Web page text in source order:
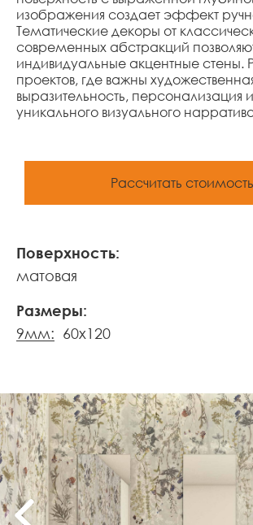
изображения создает эффект
Тематические декоры от
современных абстракций
индивидуальные акцентные стены.
проектов, где важны
выразительность, персонализация
уникального визуального
Рассчитать стоимость
Поверхность:
матовая
Размеры:
9мм: 60x120